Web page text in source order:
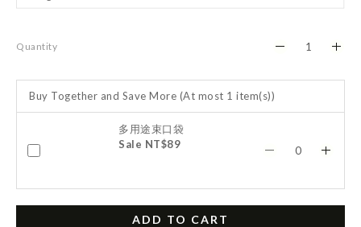
Quantity
Buy Together and Save More (At most 1 item(s))
多用途束口袋
Sale NT$89
ADD TO CART